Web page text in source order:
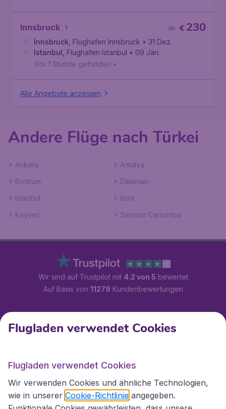
Innsbruck €230
ab
Innsbruck Flughafen Innsbruck • 31 Dez.
Istanbul Flughafen Istanbul • 09 Jän.
Vor 1 Stunde gefunden •
Alle Angebote anzeigen
Andere Flüge nach Türkei
Ankara
Antalya
Bodrum
Dalaman
Istanbul
Izmir
Kayseri
Samsun Carsamba
Wir sind auf Trustpilot mit 4.2 von 5 bewertet
Auf Basis von 11279 Kundenbewertungen
Kundenservice
Flugladen.at
Internationale Webseiten
Flugladen verwendet Cookies
Flugladen verwendet Cookies
Wir verwenden Cookies und ähnliche Technologien,
wie in unserer Cookie-Richtlinie angegeben.